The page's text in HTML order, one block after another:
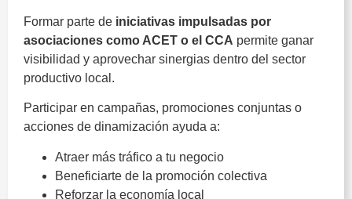
Formar parte de iniciativas impulsadas por
asociaciones como ACET o el CCA permite ganar
visibilidad y aprovechar sinergias dentro del sector
productivo local.
Participar en campañas, promociones conjuntas o
acciones de dinamización ayuda a:
Atraer más tráfico a tu negocio
Beneficiarte de la promoción colectiva
Reforzar la economía local